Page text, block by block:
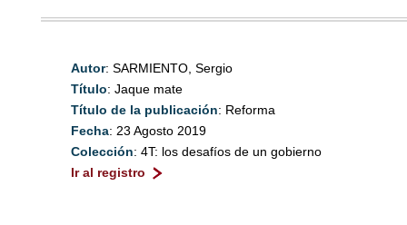
Autor: SARMIENTO, Sergio
Título: Jaque mate
Título de la publicación: Reforma
Fecha: 23 Agosto 2019
Colección: 4T: los desafíos de un gobierno
Ir al registro